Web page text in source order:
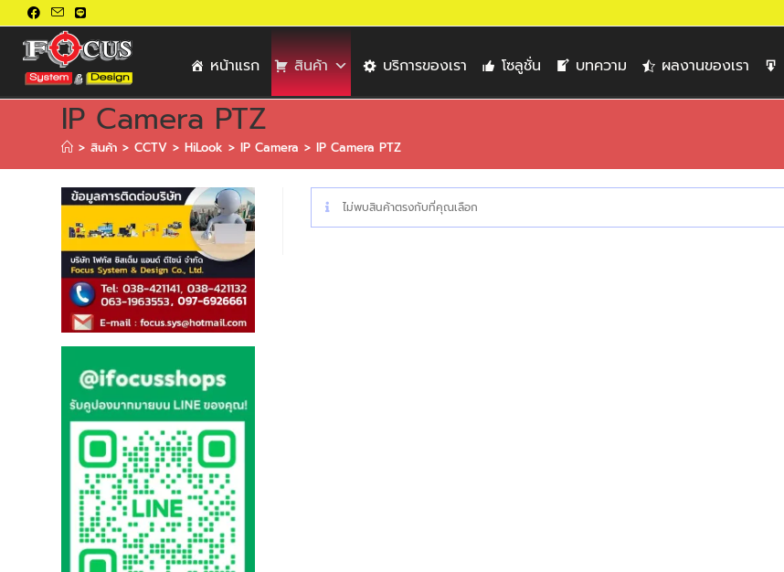
หน้าแรก สินค้า บริการของเรา โซลูชั่น บทความ ผลงานของเรา
IP Camera PTZ
> สินค้า > CCTV > HiLook > IP Camera > IP Camera PTZ
ไม่พบสินค้าตรงกับที่คุณเลือก